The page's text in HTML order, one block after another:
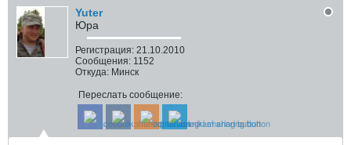
Yuter
Юра
Регистрация: 21.10.2010
Сообщения: 1152
Откуда: Минск
Переслать сообщение: